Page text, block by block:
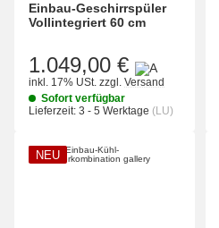
Einbau-Geschirrspüler
Vollintegriert 60 cm
1.049,00 €
inkl. 17% USt. zzgl. Versand
Sofort verfügbar
Lieferzeit: 3 - 5 Werktage (LU)
NEU